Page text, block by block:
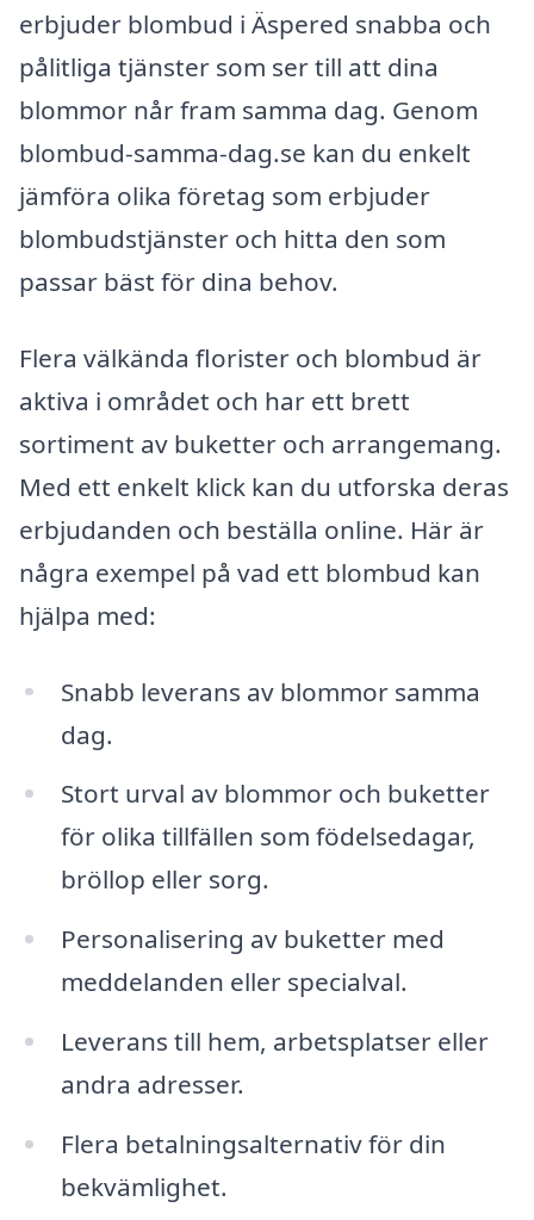
erbjuder blombud i Äspered snabba och
pålitliga tjänster som ser till att dina
blommor når fram samma dag. Genom
blombud-samma-dag.se kan du enkelt
jämföra olika företag som erbjuder
blombudstjänster och hitta den som
passar bäst för dina behov.
Flera välkända florister och blombud är
aktiva i området och har ett brett
sortiment av buketter och arrangemang.
Med ett enkelt klick kan du utforska deras
erbjudanden och beställa online. Här är
några exempel på vad ett blombud kan
hjälpa med:
Snabb leverans av blommor samma
dag.
Stort urval av blommor och buketter
för olika tillfällen som födelsedagar,
bröllop eller sorg.
Personalisering av buketter med
meddelanden eller specialval.
Leverans till hem, arbetsplatser eller
andra adresser.
Flera betalningsalternativ för din
bekvämlighet.